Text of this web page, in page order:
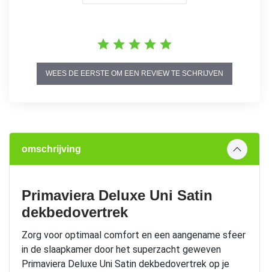
WEES DE EERSTE OM EEN REVIEW TE SCHRIJVEN
omschrijving
Primaviera Deluxe Uni Satin
dekbedovertrek
Zorg voor optimaal comfort en een aangename sfeer
in de slaapkamer door het superzacht geweven
Primaviera Deluxe Uni Satin dekbedovertrek op je